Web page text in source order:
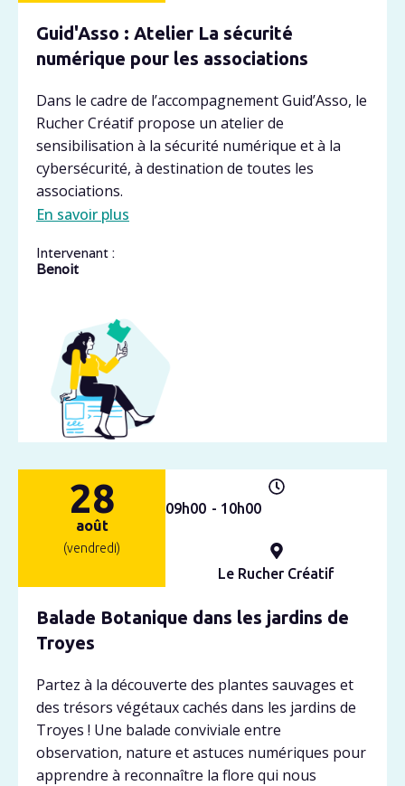
Guid'Asso : Atelier La sécurité
numérique pour les associations
Dans le cadre de l’accompagnement Guid’Asso, le
Rucher Créatif propose un atelier de
sensibilisation à la sécurité numérique et à la
cybersécurité, à destination de toutes les
associations.
En savoir plus
Intervenant :
Benoit
28
août
(vendredi)
09h00 - 10h00
Le Rucher Créatif
Balade Botanique dans les jardins de
Troyes
Partez à la découverte des plantes sauvages et
des trésors végétaux cachés dans les jardins de
Troyes ! Une balade conviviale entre
observation, nature et astuces numériques pour
apprendre à reconnaître la flore qui nous